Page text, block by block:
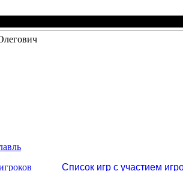
Список игр с участием